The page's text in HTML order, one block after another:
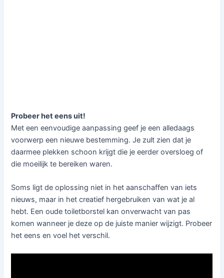
Probeer het eens uit!
Met een eenvoudige aanpassing geef je een alledaags
voorwerp een nieuwe bestemming. Je zult zien dat je
daarmee plekken schoon krijgt die je eerder oversloeg of
die moeilijk te bereiken waren.
Soms ligt de oplossing niet in het aanschaffen van iets
nieuws, maar in het creatief hergebruiken van wat je al
hebt. Een oude toiletborstel kan onverwacht van pas
komen wanneer je deze op de juiste manier wijzigt. Probeer
het eens en voel het verschil.